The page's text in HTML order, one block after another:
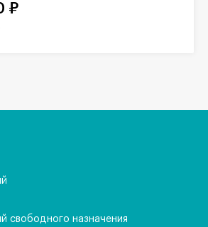
₽
свободного назначения